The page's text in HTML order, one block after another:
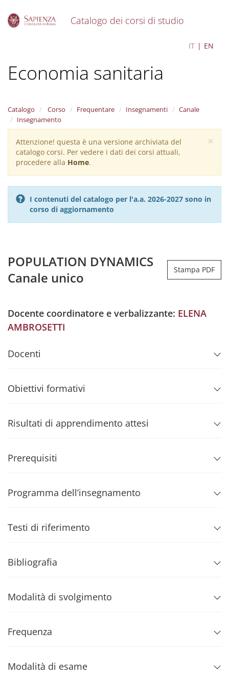
Catalogo dei corsi di studio
IT EN
Economia sanitaria
Catalogo Corso Frequentare Insegnamenti
Canale
Insegnamento
×
Warning
message
Attenzione! questa è una versione archiviata del
catalogo corsi. Per vedere i dati dei corsi attuali,
procedere alla Home.
I contenuti del catalogo per l'a.a. 2026-2027 sono in
corso di aggiornamento
POPULATION DYNAMICS
Canale unico
Stampa PDF
Docente coordinatore e verbalizzante: ELENA
AMBROSETTI
Docenti
Obiettivi formativi
Risultati di apprendimento attesi
Prerequisiti
Programma dell’insegnamento
Testi di riferimento
Bibliografia
Modalità di svolgimento
Frequenza
Modalità di esame